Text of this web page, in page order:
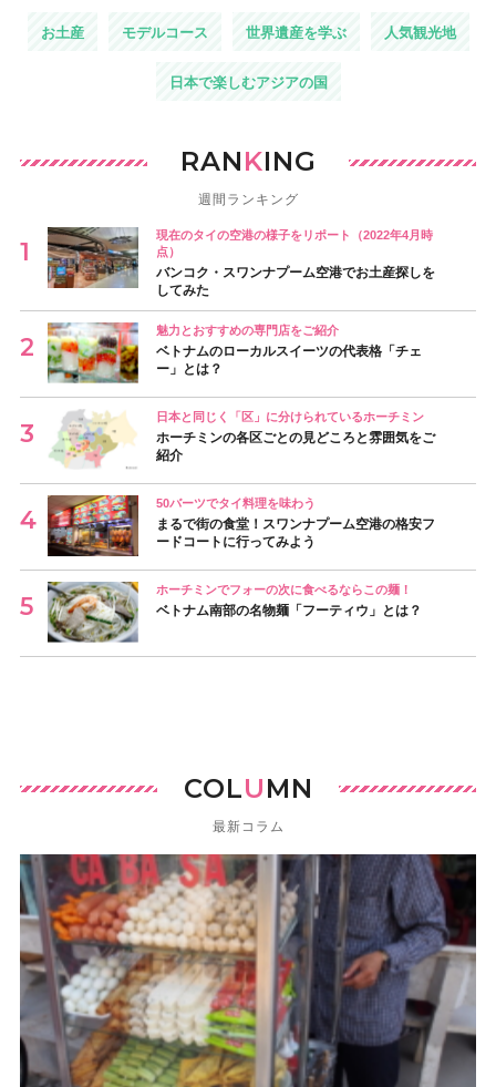
お土産 モデルコース 世界遺産を学ぶ 人気観光地
日本で楽しむアジアの国
RANKING
週間ランキング
現在のタイの空港の様子をリポート（2022年4月時
点）
バンコク・スワンナプーム空港でお土産探しを
してみた
魅力とおすすめの専門店をご紹介
ベトナムのローカルスイーツの代表格「チェ
ー」とは？
日本と同じく「区」に分けられているホーチミン
ホーチミンの各区ごとの見どころと雰囲気をご
紹介
50バーツでタイ料理を味わう
まるで街の食堂！スワンナプーム空港の格安フ
ードコートに行ってみよう
ホーチミンでフォーの次に食べるならこの麺！
ベトナム南部の名物麺「フーティウ」とは？
COLUMN
最新コラム